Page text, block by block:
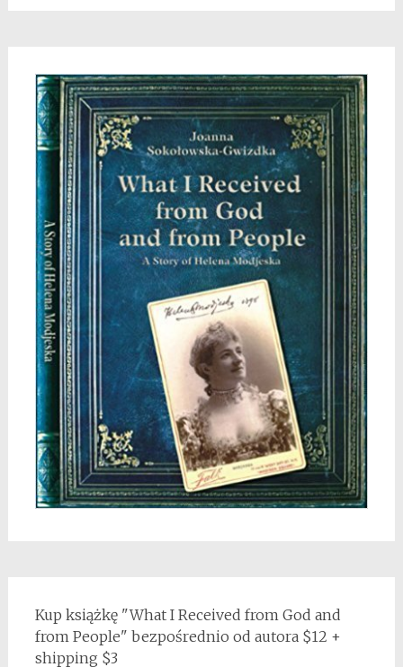
Kup książkę "What I Received from God and
from People" bezpośrednio od autora $12 +
shipping $3